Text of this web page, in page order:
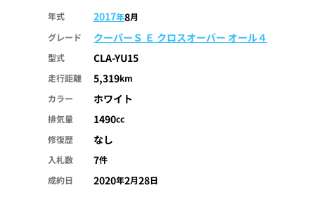
年式 2017年8月
グレード
クーパーＳ Ｅ クロスオーバー オール４
型式 CLA-YU15
走行距離 5,319km
カラー
ホワイト
排気量 1490cc
修復歴
なし
入札数 7件
成約日
2020年2月28日